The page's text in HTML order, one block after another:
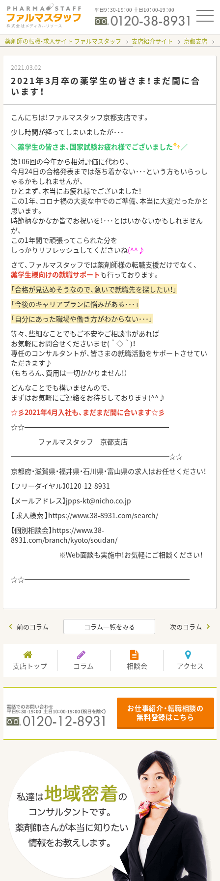
平日9：30-19：00 土日10：00-19：00
薬剤師の転職・求人サイト ファルマスタッフ 支店紹介サイト 京都支店
2021.03.02
2021年3月卒の薬学生の皆さま！まだ間に合
います！
こんにちは！ファルマスタッフ京都支店です。
少し時間が経ってしまいましたが･･･
＼薬学生の皆さま、国家試験お疲れ様でございました
／
第106回の今年から相対評価に代わり、
今月24日の合格発表までは落ち着かない･･･という方もいらっし
ゃるかもしれませんが、
ひとまず、本当にお疲れ様でございました！
この1年、コロナ禍の大変な中でのご準備、本当に大変だったかと
思います。
時節柄なかなか皆でお祝いを！･･･とはいかないかもしれません
が、
この1年間で頑張ってこられた分を
しっかりリフレッシュしてくださいね(^^♪
さて、ファルマスタッフでは薬剤師様の転職支援だけでなく、
薬学生様向けの就職サポートも行っております。
「合格が見込めそうなので、急いで就職先を探したい！」
「今後のキャリアプランに悩みがある･･･」
「自分にあった職場や働き方がわからない･･･」
等々、些細なことでもご不安やご相談事があれば
お気軽にお問合せくださいませ(＾◇＾)！
専任のコンサルタントが、皆さまの就職活動をサポートさせてい
ただきます♪
（もちろん、費用は一切かかりません！）
どんなことでも構いませんので、
まずはお気軽にご連絡をお待ちしております(^^♪
☆彡2021年4月入社も、まだまだ間に合います☆彡
☆☆━━━━━━━━━━━━━━━━━━━━━
ファルマスタッフ 京都支店
━━━━━━━━━━━━━━━━━━━━━━━☆☆
京都府・滋賀県・福井県・石川県・富山県の求人はお任せください！
【フリーダイヤル】0120-12-8931
【メールアドレス】jpps-kt@nicho.co.jp
【 求人検索 】https://www.38-8931.com/search/
【個別相談会】https://www.38-
8931.com/branch/kyoto/soudan/
※Web面談も実施中！お気軽にご相談ください！
☆☆━━━━━━━━━━━━━━━━━━━━━━━━
前のコラム コラム一覧をみる 次のコラム
支店トップ コラム 相談会 アクセス
お仕事紹介・転職相談の
無料登録はこちら